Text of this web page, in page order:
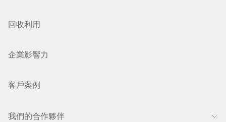
回收利用
企業影響力
客戶案例
我們的合作夥伴